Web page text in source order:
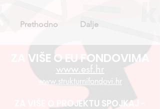
Prethodno Dalje
ZA VIŠE O EU FONDOVIMA
www.esf.hr
www.strukturnifondovi.hr
ZA VIŠE O PROJEKTU SPOJKAJ -